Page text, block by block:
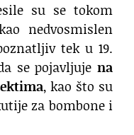
su se tokom
nedvosmislen
tek u 19.
se pojavljuje na
, kao što su
za bombone i